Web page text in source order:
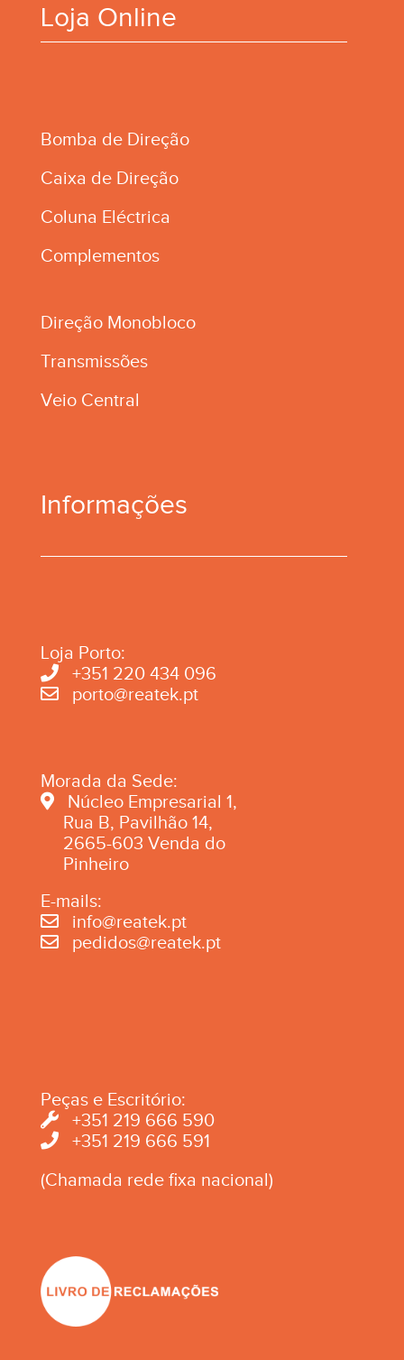
Loja Online
Bomba de Direção
Caixa de Direção
Coluna Eléctrica
Complementos
Direção Monobloco
Transmissões
Veio Central
Informações
Loja Porto:
+351 220 434 096
porto@reatek.pt
Morada da Sede:
Núcleo Empresarial 1,
Rua B, Pavilhão 14,
2665-603 Venda do
Pinheiro
E-mails:
info@reatek.pt
pedidos@reatek.pt
Peças e Escritório:
+351 219 666 590
+351 219 666 591
(Chamada rede fixa nacional)